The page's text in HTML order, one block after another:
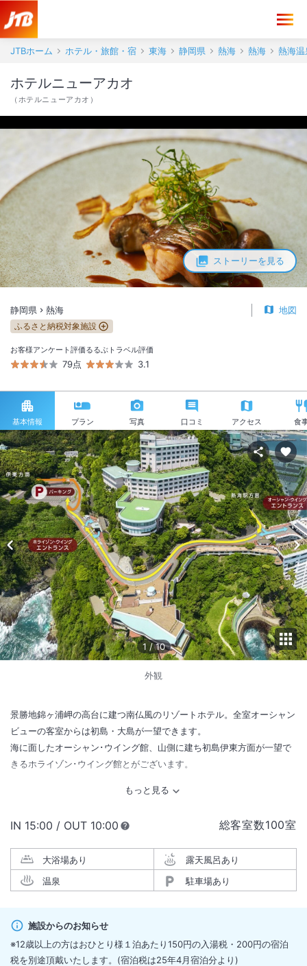
JTBホーム ホテル・旅館・宿 東海 静岡県 熱海 熱海 熱海
ストーリーを見る
ホテルニューアカオ
（ ホテルニューアカオ ）
静岡県 熱海 地図
ふるさと納税対象施設
お客様アンケート評価
79点
るるぶトラベル評価
3.1
基本情報 プラン 写真 口コミ アクセス 食
1 /10
外観
景勝地錦ヶ浦岬の高台に建つ南仏風のリゾートホテル。全室オーシャン
ビューの客室からは初島・大島が一望できます。
海に面したオーシャン･ウイング館、山側に建ち初島伊東方面が一望で
きるホライゾン･ウイング館とがございます。
総客室数100室
IN チェックイン
15:00 / OUT チェックアウト
10:00
大浴場あり
露天風呂あり
温泉
駐車場あり
施設からのお知らせ
※12歳以上の方はおひとり様１泊あたり150円の入湯税・200円の宿泊
税を別途頂戴いたします。(宿泊税は25年4月宿泊分より)